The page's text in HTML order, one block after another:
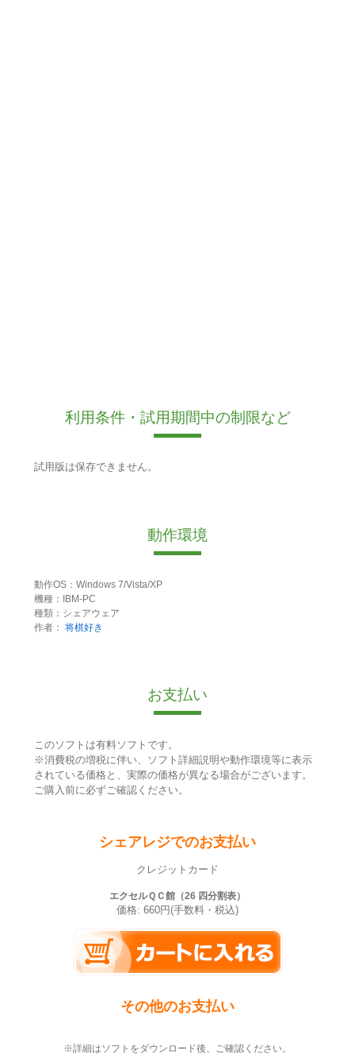
利用条件・試用期間中の制限など
試用版は保存できません。
動作環境
動作OS：Windows 7/Vista/XP
機種：IBM-PC
種類：シェアウェア
作者： 将棋好き
お支払い
このソフトは有料ソフトです。
※消費税の増税に伴い、ソフト詳細説明や動作環境等に表示
されている価格と、実際の価格が異なる場合がございます。
ご購入前に必ずご確認ください。
シェアレジでのお支払い
クレジットカード
エクセルＱＣ館（26 四分割表）
価格: 660円(手数料・税込)
その他のお支払い
※詳細はソフトをダウンロード後、ご確認ください。